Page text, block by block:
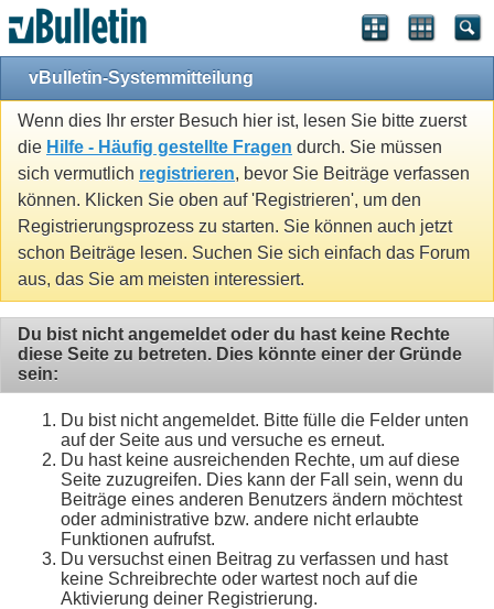
vBulletin-Systemmitteilung
Wenn dies Ihr erster Besuch hier ist, lesen Sie bitte zuerst
die Hilfe - Häufig gestellte Fragen durch. Sie müssen
sich vermutlich registrieren, bevor Sie Beiträge verfassen
können. Klicken Sie oben auf 'Registrieren', um den
Registrierungsprozess zu starten. Sie können auch jetzt
schon Beiträge lesen. Suchen Sie sich einfach das Forum
aus, das Sie am meisten interessiert.
Du bist nicht angemeldet oder du hast keine Rechte
diese Seite zu betreten. Dies könnte einer der Gründe
sein:
Du bist nicht angemeldet. Bitte fülle die Felder unten
auf der Seite aus und versuche es erneut.
Du hast keine ausreichenden Rechte, um auf diese
Seite zuzugreifen. Dies kann der Fall sein, wenn du
Beiträge eines anderen Benutzers ändern möchtest
oder administrative bzw. andere nicht erlaubte
Funktionen aufrufst.
Du versuchst einen Beitrag zu verfassen und hast
keine Schreibrechte oder wartest noch auf die
Aktivierung deiner Registrierung.